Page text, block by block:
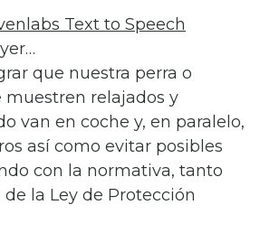
Text to Speech
que nuestra perra o
muestren relajados y
van en coche y, en paralelo,
así como evitar posibles
con la normativa, tanto
la Ley de Protección